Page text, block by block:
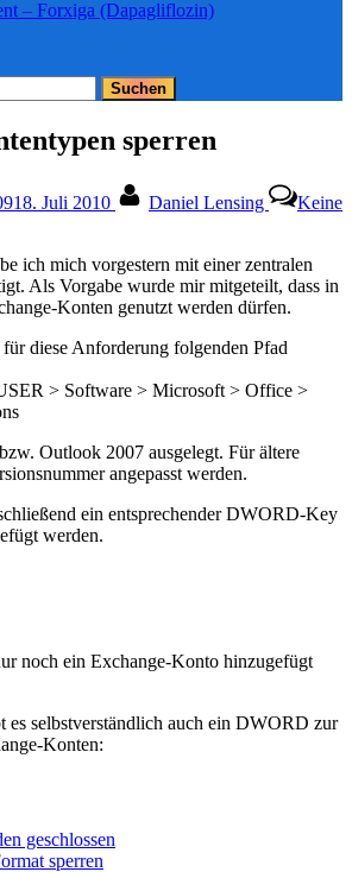
– Forxiga (Dapagliflozin)
sperren
18. Juli 2010 Daniel Lensing
Keine
ich mich vorgestern mit einer zentralen
Als Vorgabe wurde mir mitgeteilt, dass in
Konten genutzt werden dürfen.
diese Anforderung folgenden Pfad
> Software > Microsoft > Office >
Outlook 2007 ausgelegt. Für ältere
angepasst werden.
ein entsprechender DWORD-Key
werden.
noch ein Exchange-Konto hinzugefügt
es selbstverständlich auch ein DWORD zur
Konten:
geschlossen
sperren